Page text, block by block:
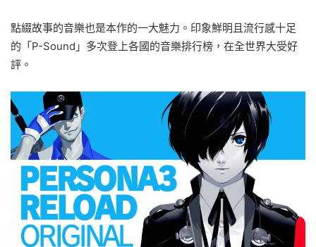
點綴故事的音樂也是本作的一大魅力。印象鮮明且流行感十足
的「P-Sound」多次登上各國的音樂排行榜，在全世界大受好
評。